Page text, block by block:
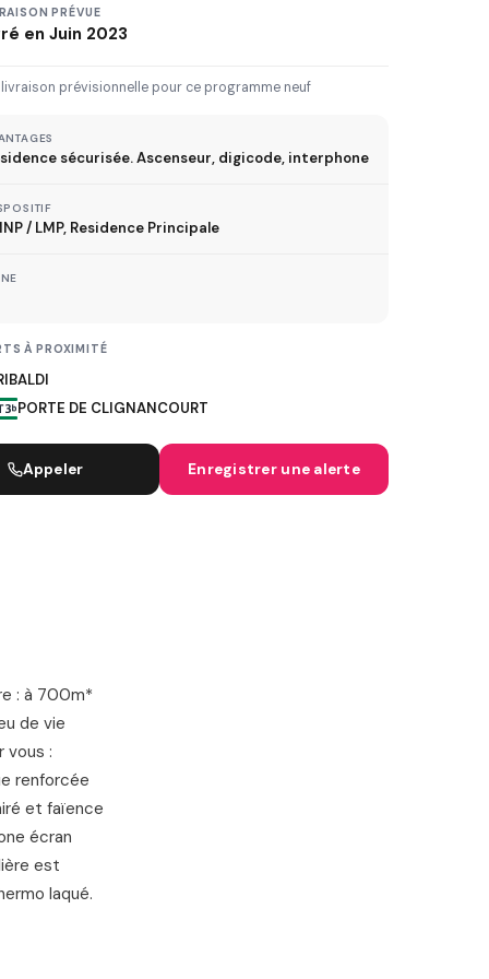
3 km 5 km
Immédiate 2027 2028 2029
TVA à 5,5%
TRAMWAY
PRÉVUE
en Juin 2023
prévisionnelle pour ce programme neuf
sécurisée. Ascenseur, digicode, interphone
/ LMP, Residence Principale
À PROXIMITÉ
PORTE DE CLIGNANCOURT
Appeler Enregistrer une alerte
: à 700m*
de vie
vous :
renforcée
et faïence
écran
est
laqué.